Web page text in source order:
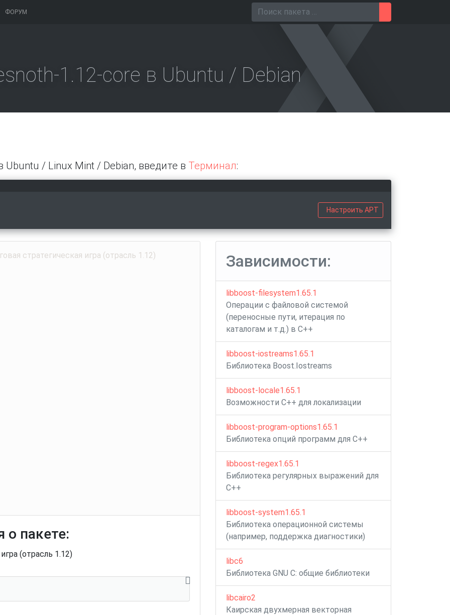
ФОРУМ
1.12-core в Ubuntu / Debian
Ubuntu / Linux Mint / Debian, введите в Терминал:
Настроить APT
о пакете:
(отрасль 1.12)
Зависимости:
libboost-filesystem1.65.1
Операции с файловой системой
(переносные пути, итерация по
каталогам и т.д.) в C++
libboost-iostreams1.65.1
Библиотека Boost.Iostreams
libboost-locale1.65.1
Возможности C++ для локализации
libboost-program-options1.65.1
Библиотека опций программ для C++
libboost-regex1.65.1
Библиотека регулярных выражений для
C++
libboost-system1.65.1
Библиотека операционной системы
(например, поддержка диагностики)
libc6
Библиотека GNU C: общие библиотеки
libcairo2
Каирская двухмерная векторная